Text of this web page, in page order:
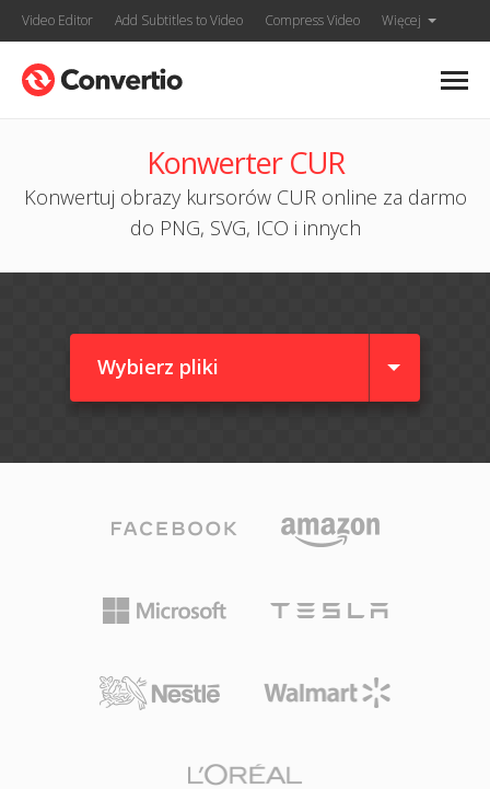
Video Editor Add Subtitles to Video Compress Video Więcej
Konwerter CUR
Konwertuj obrazy kursorów CUR online za darmo
do PNG, SVG, ICO i innych
Wybierz pliki